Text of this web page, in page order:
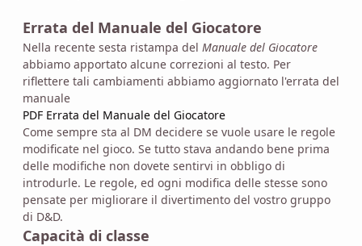
Errata del Manuale del Giocatore
Nella recente sesta ristampa del Manuale del Giocatore
abbiamo apportato alcune correzioni al testo. Per
riflettere tali cambiamenti abbiamo aggiornato l'errata del
manuale
PDF Errata del Manuale del Giocatore
Come sempre sta al DM decidere se vuole usare le regole
modificate nel gioco. Se tutto stava andando bene prima
delle modifiche non dovete sentirvi in obbligo di
introdurle. Le regole, ed ogni modifica delle stesse sono
pensate per migliorare il divertimento del vostro gruppo
di D&D.
Capacità di classe